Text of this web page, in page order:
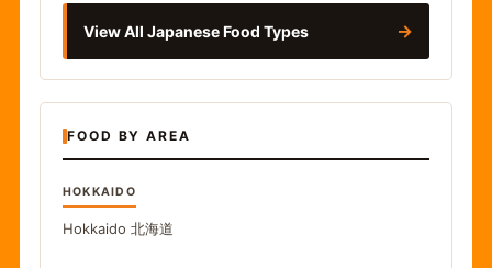
View All Japanese Food Types →
FOOD BY AREA
HOKKAIDO
Hokkaido 北海道